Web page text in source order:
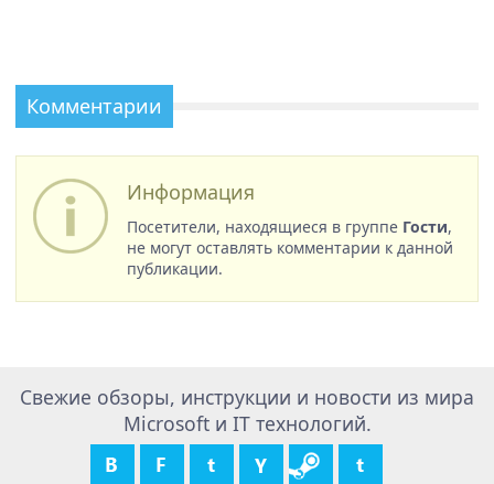
Комментарии
Информация
Посетители, находящиеся в группе Гости,
не могут оставлять комментарии к данной
публикации.
Свежие обзоры, инструкции и новости из мира
Microsoft и IT технологий.